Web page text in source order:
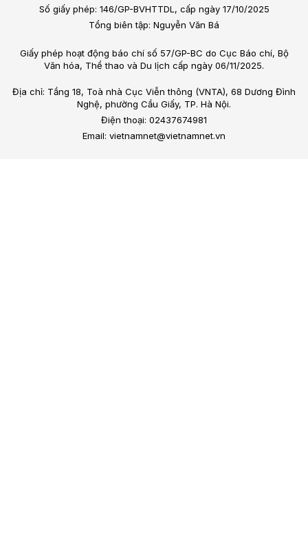
Số giấy phép: 146/GP-BVHTTDL, cấp ngày 17/10/2025
Tổng biên tập: Nguyễn Văn Bá
Giấy phép hoạt động báo chí số 57/GP-BC do Cục Báo chí, Bộ
Văn hóa, Thể thao và Du lịch cấp ngày 06/11/2025.
Địa chỉ: Tầng 18, Toà nhà Cục Viễn thông (VNTA), 68 Dương Đình
Nghệ, phường Cầu Giấy, TP. Hà Nội.
Điện thoại: 02437674981
Email: vietnamnet@vietnamnet.vn